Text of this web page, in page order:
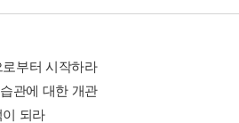
부터 시작하라
관에 대한 개관
되라